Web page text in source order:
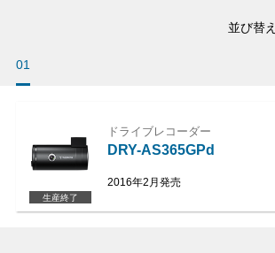
並び替え
01
生産終了
ドライブレコーダー
DRY-AS365GPd
2016年2月発売